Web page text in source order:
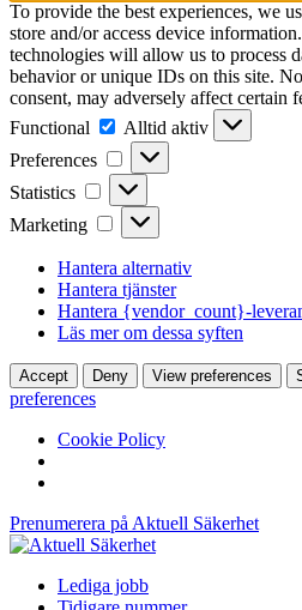
To provide the best experiences, we
store and/or access device
technologies will allow us to process
behavior or unique IDs on this site.
consent, may adversely affect certain
Functional
Functional
Alltid aktiv
Preferences
Preferences
Statistics Statistics
Marketing Marketing
Hantera alternativ
Hantera tjänster
Hantera {vendor_count}-
Läs mer om dessa syften
Accept Deny View preferences
preferences
Cookie Policy
Prenumerera på Aktuell Säkerhet
Lediga jobb